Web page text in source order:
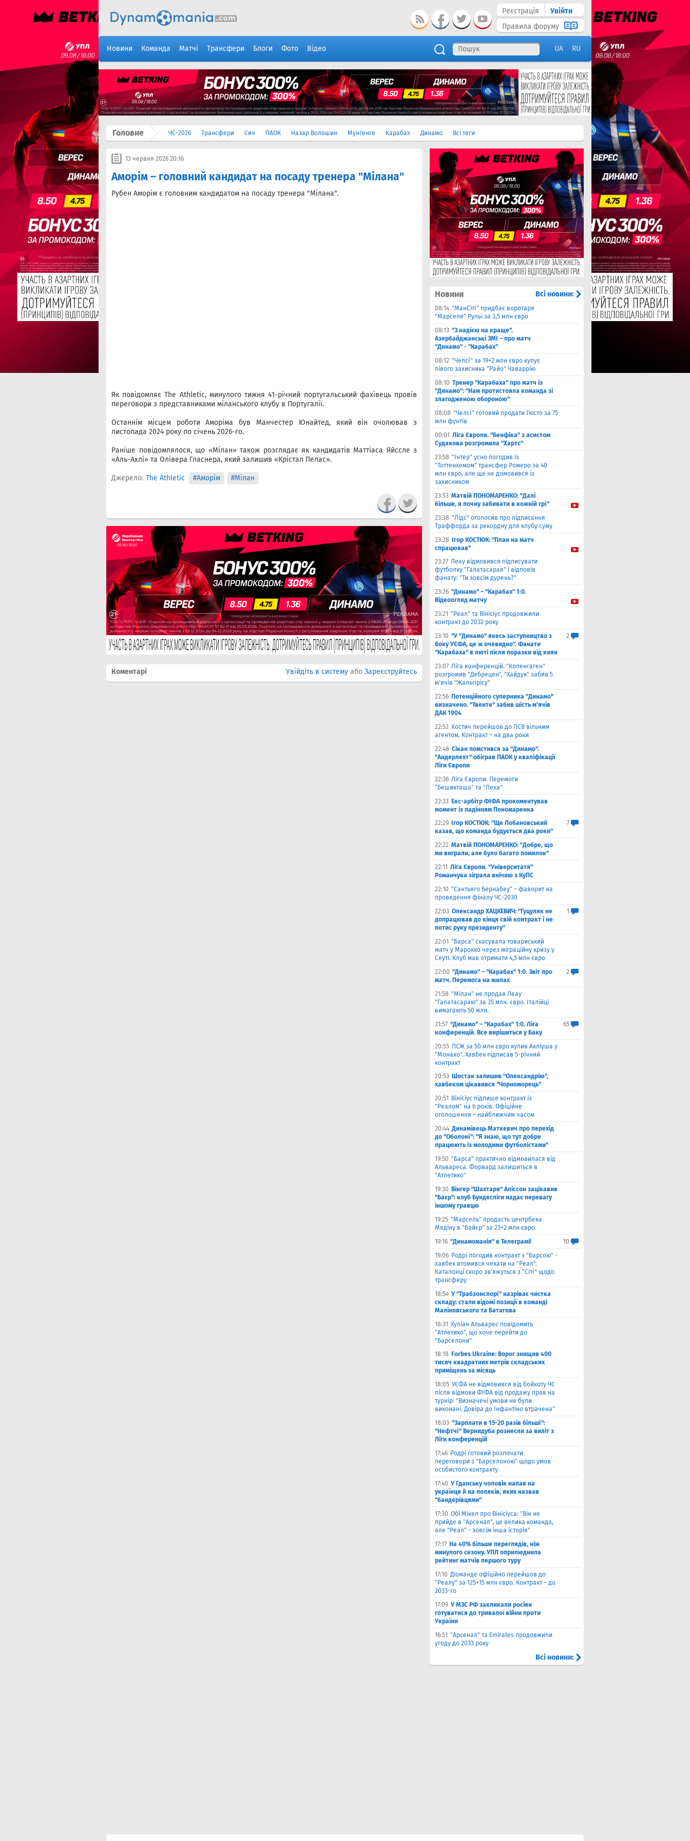
Реєстрація
Увійти
Правила форуму
Новини Команда Матчі Трансфери Блоги Фото Відео UA RU
Головне ЧС-2026 Трансфери Сич ПАОК Назар Волошин Мунгенге Карабах Динамо Всі теги
13 червня 2026 20:16
Аморім – головний кандидат на посаду тренера "Мілана"
Рубен Аморім є головним кандидатом на посаду тренера "Мілана".
Як повідомляє The Athletic, минулого тижня 41-річний португальський фахівець провів
переговори з представниками міланського клубу в Португалії.
Останнім місцем роботи Аморіма був Манчестер Юнайтед, який він очолював з
листопада 2024 року по січень 2026-го.
Раніше повідомлялося, що «Мілан» також розглядає як кандидатів Маттіаса Яйссле з
«Аль-Ахлі» та Олівера Гласнера, який залишив «Крістал Пелас».
Джерело: The Athletic #Аморім #Мілан
Коментарі Увійдіть в систему або Зареєструйтесь
Новини Всі новини:
08:14 "МанСіті" придбає воротаря
"Марселя" Рульї за 3,5 млн євро
08:13 "З надією на краще".
Азербайджанські ЗМІ – про матч
"Динамо" - "Карабах"
08:12 "Челсі" за 19+2 млн євро купує
лівого захисника "Райо" Чаваррію
08:10 Тренер "Карабаха" про матч із
"Динамо": "Нам протистояла команда зі
злагодженою обороною"
08:08 "Челсі" готовий продати Гюсто за 75
млн фунтів
00:01 Ліга Європи. "Бенфіка" з асистом
Судакова розгромила "Хартс"
23:58 "Інтер" усно погодив із
"Тоттенхемом" трансфер Ромеро за 40
млн євро, але ще не домовився із
захисником
23:53 Матвiй ПОНОМАРЕНКО: "Далі
більше, я почну забивати в кожній грі"
23:38 "Лідс" оголосив про підписання
Траффорда за рекордну для клубу суму
23:28
Ігор КОСТЮК: "План на матч
спрацював"
23:27 Леау відмовився підписувати
футболку "Галатасарая" і відповів
фанату: "Ти зовсім дурень?"
23:26 "Динамо" – "Карабах" 1:0.
Відеоогляд матчу
23:21 "Реал" та Вінісіус продовжили
контракт до 2032 року
23:10 "У "Динамо" якесь заступництво з
боку УЄФА, це ж очевидно". Фанати
"Карабаха" в люті після поразки від киян
2
23:07 Ліга конференцій. "Копенгаген"
розгромив "Дебрецен", "Хайдук" забив 5
м'ячів "Жальгірісу"
22:56 Потенційного суперника "Динамо"
визначено. "Твенте" забив шість м'ячів
ДАК 1904
22:53 Костич перейшов до ПСВ вільним
агентом. Контракт – на два роки
22:48 Сікан помстився за "Динамо".
"Андерлехт" обіграв ПАОК у кваліфікації
Ліги Європи
22:36 Ліга Європи. Перемоги
"Бешикташа" та "Леха"
22:33 Екс-арбітр ФІФА прокоментував
момент із падінням Пономаренка
22:29
Ігор КОСТЮК: "Ще Лобановський
казав, що команда будується два роки"
7
22:22 Матвій ПОНОМАРЕНКО: "Добре, що
ми виграли, але було багато помилок"
22:11 Ліга Європи. "Університатя"
Романчука зіграла внічию з КуПС
22:10 "Сантьяго Бернабеу" – фаворит на
проведення фіналу ЧС-2030
22:03 Олександр ХАЦКЕВИЧ: "Гуцуляк не
допрацював до кінця свій контракт і не
потис руку президенту"
1
22:01 "Барса" скасувала товариський
матч у Марокко через міграційну кризу у
Сеуті. Клуб мав отримати 4,5 млн євро
22:00 "Динамо" – "Карабах" 1:0. Звіт про
матч. Перемога на жилах
2
21:58 "Мілан" не продав Леау
"Галатасараю" за 35 млн. євро. Італійці
вимагають 50 млн.
21:57 "Динамо" – "Карабах" 1:0. Ліга
конференцій. Все вирішиться у Баку
65
20:55 ПСЖ за 50 млн євро купив Акліуша у
"Монако". Хавбек підписав 5-річний
контракт
20:53 Шостак залишив "Олександрію",
хавбеком цікавився "Чорноморець"
20:51
Вінісіус підпише контракт із
"Реалом" на 6 років. Офіційне
оголошення – найближчим часом
20:44 Динамівець Маткевич про перехід
до "Оболоні": "Я знаю, що тут добре
працюють із молодими футболістами"
19:50 "Барса" практично відмовилася від
Альвареса. Форвард залишиться в
"Атлетико"
19:30 Вінгер "Шахтаря" Аліссон зацікавив
"Баєр": клуб Бундесліги надає перевагу
іншому гравцю
19:25 "Марсель" продасть центрбека
Медіну в "Байєр" за 23+2 млн євро
19:16 "Динамоманія" в Телеграмі!
10
19:06 Родрі погодив контракт з "Барсою" -
хавбек втомився чекати на "Реал".
Каталонці скоро зв'яжуться з "Сіті" щодо
трансферу
18:54 У "Трабзонспорі" назріває чистка
складу: стали відомі позиції в команді
Малiновського та Батагова
18:31 Хуліан Альварес повідомить
"Атлетико", що хоче перейти до
"Барселони"
18:18 Forbes Ukraine: Ворог знищив 400
тисяч квадратних метрів складських
приміщень за місяць
18:05 УЄФА не відмовився від бойкоту ЧС
після відмови ФІФА від продажу прав на
турнір: "Визначені умови не були
виконані. Довіра до Інфантіно втрачена"
18:03 "Зарплати в 15-20 разів більші":
"Нефтчі" Вернидуба рознесли за виліт з
Ліги конференцій
17:46 Родрі готовий розпочати
переговори з "Барселоною" щодо умов
особистого контракту
17:40 У Гданську чоловік напав на
українця й на поляків, яких назвав
"бандерівцями"
17:30 Обі Мікел про Вінісіуса: "Він не
прийде в "Арсенал", це велика команда,
але "Реал" - зовсім інша історія"
17:17 На 40% більше переглядів, ніж
минулого сезону. УПЛ оприлюднила
рейтинг матчів першого туру
17:10 Діоманде офіційно перейшов до
"Реалу" за 125+15 млн євро. Контракт – до
2033-го
17:09 У МЗС РФ закликали росіян
готуватися до тривалої війни проти
України
16:51 "Арсенал" та Emirates продовжили
угоду до 2033 року
Всі новини: